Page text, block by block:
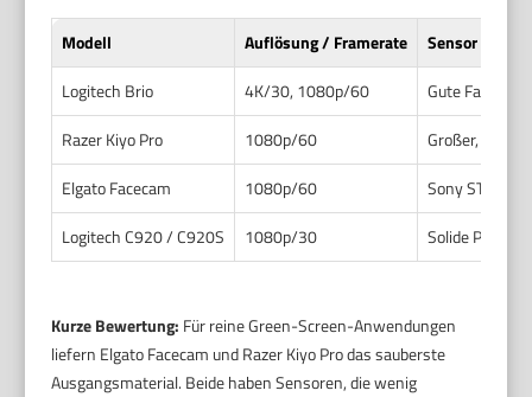
Modell Auflösung / Framerate
Sensor /
Logitech Brio
4K/30, 1080p/60
Gute
Razer Kiyo Pro
1080p/60
Großer, low-
Elgato Facecam
1080p/60
Sony
Logitech C920 / C920S
1080p/30 Solide
Kurze Bewertung: Für reine Green-Screen-Anwendungen
liefern Elgato Facecam und Razer Kiyo Pro das sauberste
Ausgangsmaterial. Beide haben Sensoren, die wenig